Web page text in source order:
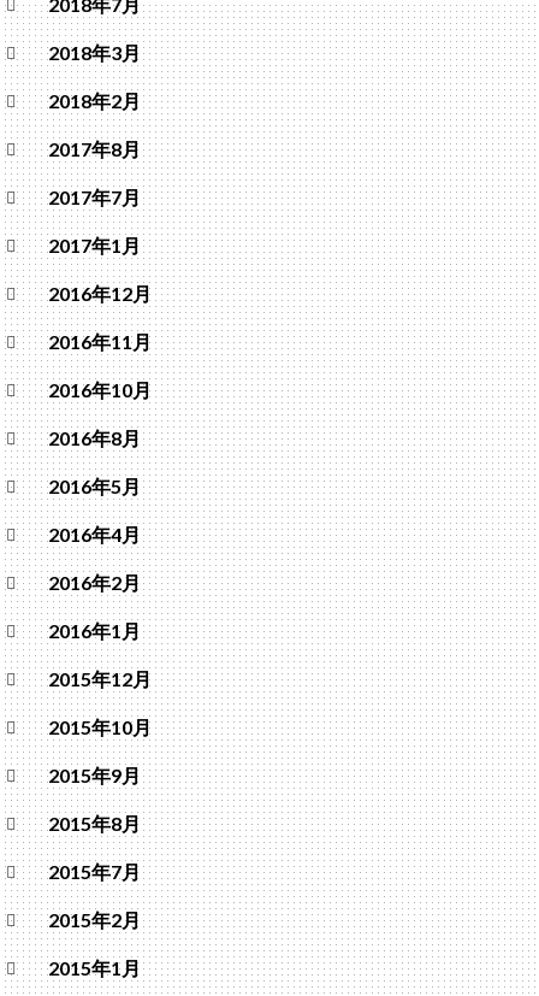
2018年3月
2018年2月
2017年8月
2017年7月
2017年1月
2016年12月
2016年11月
2016年10月
2016年8月
2016年5月
2016年4月
2016年2月
2016年1月
2015年12月
2015年10月
2015年9月
2015年8月
2015年7月
2015年2月
2015年1月